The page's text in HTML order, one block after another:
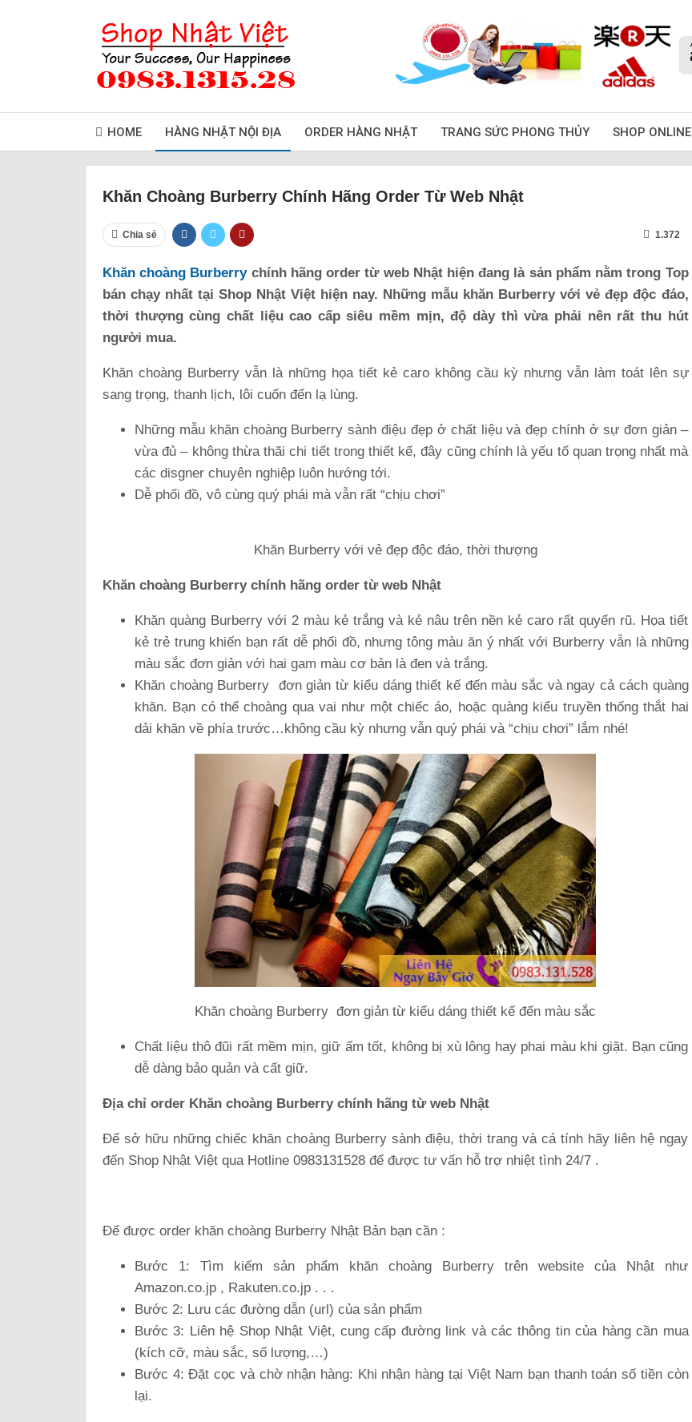
HOME HÀNG NHẬT NỘI ĐỊA ORDER HÀNG NHẬT TRANG SỨC PHONG THỦY SHOP ONLINE
Khăn Choàng Burberry Chính Hãng Order Từ Web Nhật
Chia sẻ 1.372
Khăn choàng Burberrychính hãng order từ web Nhật hiện đang là sản phẩm nằm trong Top
bán chạy nhất tại Shop Nhật Việt hiện nay. Những mẫu khăn Burberry với vẻ đẹp độc đáo,
thời thượng cùng chất liệu cao cấp siêu mềm mịn, độ dày thì vừa phải nên rất thu hút
người mua.
Khăn choàng Burberry vẫn là những họa tiết kẻ caro không cầu kỳ nhưng vẫn làm toát lên sự
sang trọng, thanh lịch, lôi cuốn đến lạ lùng.
Những mẫu khăn choàng Burberry sành điệu đẹp ở chất liệu và đẹp chính ở sự đơn giản –
vừa đủ – không thừa thãi chi tiết trong thiết kế, đây cũng chính là yếu tố quan trọng nhất mà
các disgner chuyên nghiệp luôn hướng tới.
Dễ phối đồ, vô cùng quý phái mà vẫn rất “chịu chơi”
Khăn Burberry với vẻ đẹp độc đáo, thời thượng
Khăn choàng Burberry chính hãng order từ web Nhật
Khăn quàng Burberry với 2 màu kẻ trắng và kẻ nâu trên nền kẻ caro rất quyến rũ. Họa tiết
kẻ trẻ trung khiến bạn rất dễ phối đồ, nhưng tông màu ăn ý nhất với Burberry vẫn là những
màu sắc đơn giản với hai gam màu cơ bản là đen và trắng.
Khăn choàng Burberry đơn giản từ kiểu dáng thiết kế đến màu sắc và ngay cả cách quàng
khăn. Bạn có thể choàng qua vai như một chiếc áo, hoặc quàng kiểu truyền thống thắt hai
dải khăn về phía trước…không cầu kỳ nhưng vẫn quý phái và “chịu chơi” lắm nhé!
Khăn choàng Burberry đơn giản từ kiểu dáng thiết kế đến màu sắc
Chất liệu thô đũi rất mềm mịn, giữ ấm tốt, không bị xù lông hay phai màu khi giặt. Bạn cũng
dễ dàng bảo quản và cất giữ.
Địa chỉ order Khăn choàng Burberry chính hãng từ web Nhật
Để sở hữu những chiếc khăn choàng Burberry sành điệu, thời trang và cá tính hãy liên hệ ngay
đến Shop Nhật Việt qua Hotline 0983131528 để được tư vấn hỗ trợ nhiệt tình 24/7 .
Để được order khăn choàng Burberry Nhật Bản bạn cần :
Bước 1: Tìm kiếm sản phẩm khăn choàng Burberry trên website của Nhật như
Amazon.co.jp , Rakuten.co.jp . . .
Bước 2: Lưu các đường dẫn (url) của sản phẩm
Bước 3: Liên hệ Shop Nhật Việt, cung cấp đường link và các thông tin của hàng cần mua
(kích cỡ, màu sắc, số lượng,…)
Bước 4: Đặt cọc và chờ nhận hàng: Khi nhận hàng tại Việt Nam bạn thanh toán số tiền còn
lại.